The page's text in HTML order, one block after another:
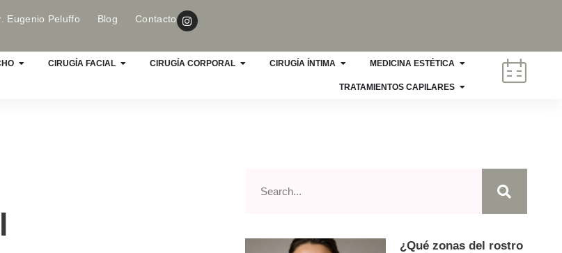
Eugenio Peluffo Blog Contacto
CIRUGÍA FACIAL CIRUGÍA CORPORAL CIRUGÍA ÍNTIMA MEDICINA ESTÉTICA
TRATAMIENTOS CAPILARES
¿Qué zonas del rostro